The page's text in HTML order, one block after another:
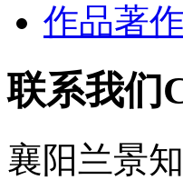
作品著
联系我们
襄阳兰景